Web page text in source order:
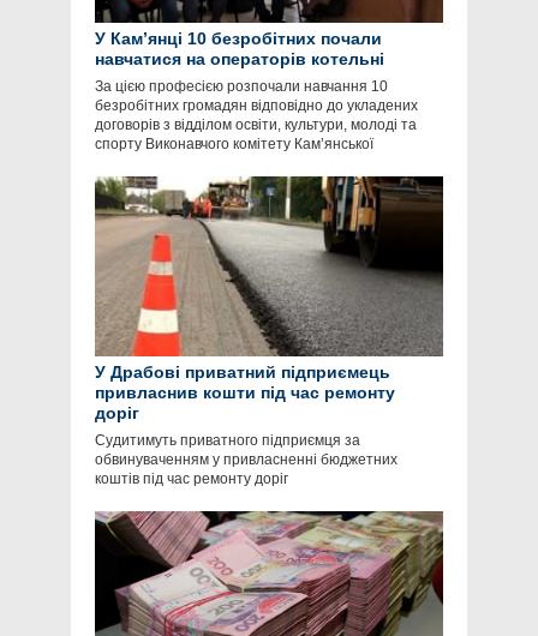
У Кам’янці 10 безробітних почали
навчатися на операторів котельні
За цією професією розпочали навчання 10
безробітних громадян відповідно до укладених
договорів з відділом освіти, культури, молоді та
спорту Виконавчого комітету Кам’янської
У Драбові приватний підприємець
привласнив кошти під час ремонту
доріг
Судитимуть приватного підприємця за
обвинуваченням у привласненні бюджетних
коштів під час ремонту доріг